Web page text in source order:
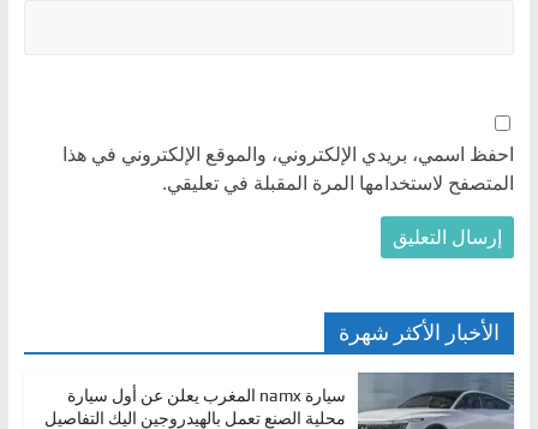
احفظ اسمي، بريدي الإلكتروني، والموقع الإلكتروني في هذا
المتصفح لاستخدامها المرة المقبلة في تعليقي.
الأخبار الأكثر شهرة
سيارة namx المغرب يعلن عن أول سيارة
محلية الصنع تعمل بالهيدروجين اليك التفاصيل